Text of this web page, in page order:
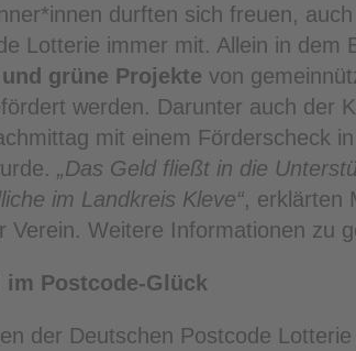
durften sich freuen,
Lotterie immer mit. Allein in dem
grüne Projekte von
werden. Darunter auch der
mit einem Förderscheck
„Das Geld fließt in die
im Landkreis Kleve“, erklärten
Verein. Weitere Informationen zu
im Postcode-Glück
der Deutschen Postcode